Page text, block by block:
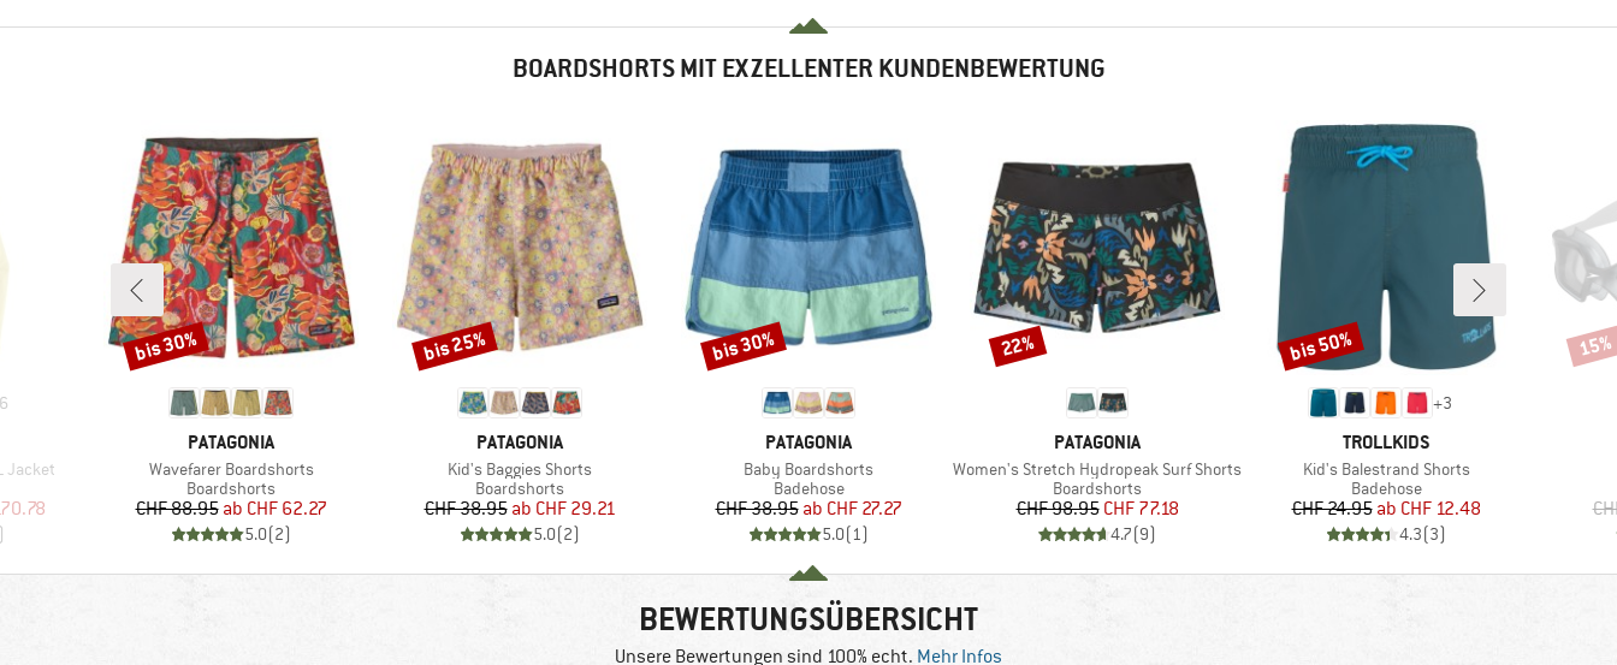
BOARDSHORTS MIT EXZELLENTER KUNDENBEWERTUNG
6
Jacket
Preis
MARKE
PATAGONIA
Artikel
Wavefarer Boardshorts
Produktgruppe
Boardshorts
Preis
CHF 88.95 reduzierter Preis
ab CHF 62.27
5.0(2)
Rabatt
bis 30%
MARKE
PATAGONIA
Artikel
Kid's Baggies Shorts
Produktgruppe
Boardshorts
Preis
CHF 38.95 reduzierter Preis
ab CHF 29.21
5.0(2)
Rabatt
bis 25%
MARKE
PATAGONIA
Artikel
Baby Boardshorts
Produktgruppe
Badehose
Preis
CHF 38.95 reduzierter Preis
ab CHF 27.27
5.0(1)
Rabatt
bis 30%
MARKE
PATAGONIA
Artikel
Women's Stretch Hydropeak Surf Shorts
Produktgruppe
Boardshorts
Preis
CHF 98.95reduzierter Preis
CHF 77.18
4.7(9)
Rabatt
22%
+3
MARKE
TROLLKIDS
Artikel
Kid's Balestrand Shorts
Produktgruppe
Badehose
Preis
CHF 24.95 reduzierter Preis
ab CHF 12.48
4.3(3)
Rabatt
bis 50% 15%
BEWERTUNGSÜBERSICHT
Unsere Bewertungen sind 100% echt. Mehr Infos